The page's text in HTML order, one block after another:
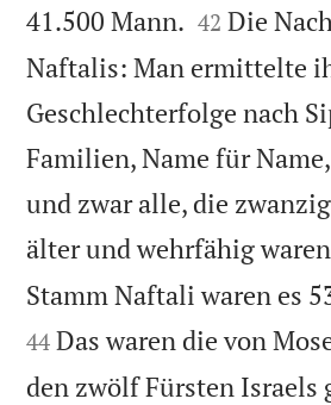
41.500 Mann. 

42 Die
Naftalis: Man ermittelte
Geschlechterfolge nach
Familien, Name für
und zwar alle, die
älter und wehrfähig
Stamm Naftali waren es
44 Das waren die von
den zwölf Fürsten Israels